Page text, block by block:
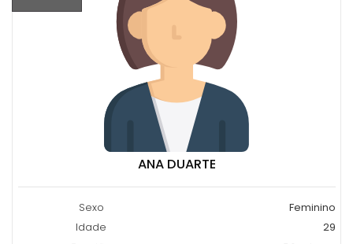
ANA DUARTE
Sexo
Feminino
Idade
29